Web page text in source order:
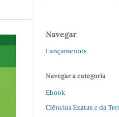
Navegar
Lançamentos
Navegar a categoria
Ebook
Ciências Exatas e da